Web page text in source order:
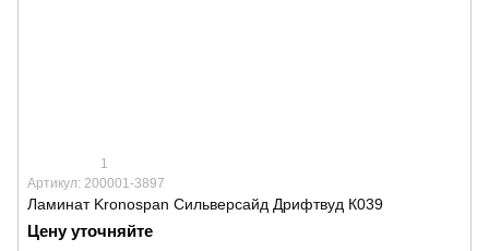
1
Артикул: 200001-3897
Ламинат Kronospan Сильверсайд Дрифтвуд К039
Цену уточняйте